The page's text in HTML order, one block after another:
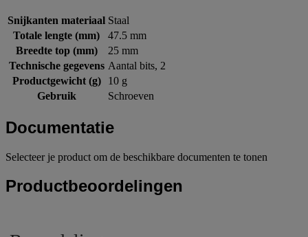
Snijkanten materiaal Staal
Totale lengte (mm)
47.5 mm
Breedte top (mm)
25 mm
Technische gegevens Aantal bits, 2
Productgewicht (g)
10 g
Gebruik
Schroeven
Documentatie
Selecteer je product om de beschikbare documenten te tonen
Productbeoordelingen